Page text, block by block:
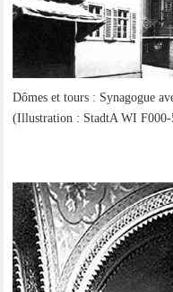
Dômes et tours : Syn­ago­gue
(Illus­tra­ti­on : StadtA WI F000-